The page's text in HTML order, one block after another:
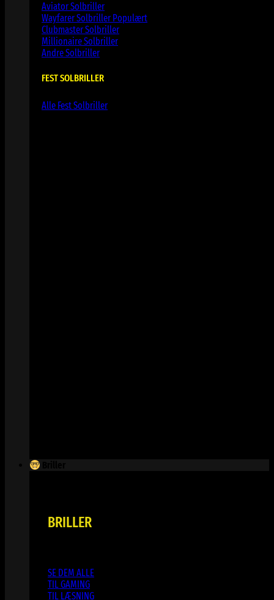
Aviator Solbriller
Wayfarer Solbriller
Clubmaster Solbriller
Millionaire Solbriller
Andre Solbriller
FEST SOLBRILLER
Alle Fest Solbriller
BRILLER
SE DEM ALLE
TIL GAMING
TIL LÆSNING